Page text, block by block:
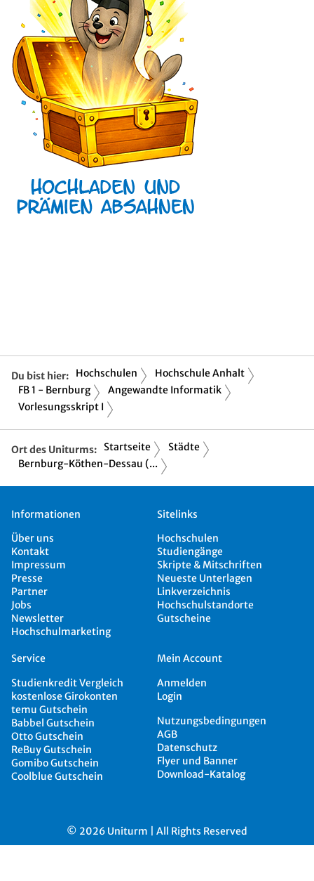
Du bist hier: Hochschulen
Hochschule Anhalt
FB 1 - Bernburg
Angewandte Informatik
Vorlesungsskript I
Ort des Uniturms: Startseite
Städte
Bernburg-Köthen-Dessau (...
Informationen
Über uns
Kontakt
Impressum
Presse
Partner
Jobs
Newsletter
Hochschulmarketing
Sitelinks
Hochschulen
Studiengänge
Skripte & Mitschriften
Neueste Unterlagen
Linkverzeichnis
Hochschulstandorte
Gutscheine
Service
Studienkredit Vergleich
kostenlose Girokonten
temu Gutschein
Babbel Gutschein
Otto Gutschein
ReBuy Gutschein
Gomibo Gutschein
Coolblue Gutschein
Mein Account
Anmelden
Login
Nutzungsbedingungen
AGB
Datenschutz
Flyer und Banner
Download-Katalog
© 2026 Uniturm | All Rights Reserved